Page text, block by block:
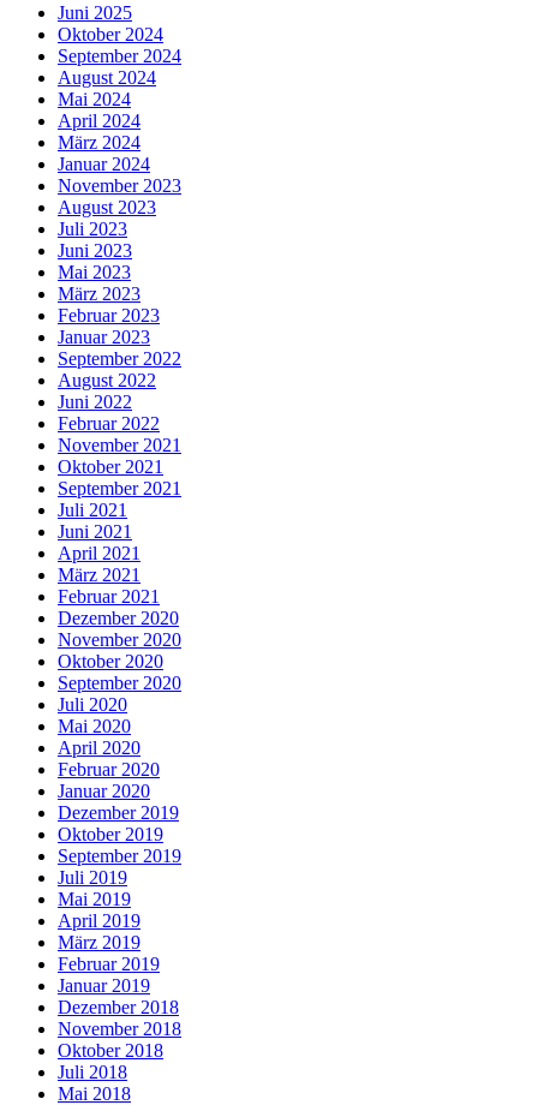
Juni 2025
Oktober 2024
September 2024
August 2024
Mai 2024
April 2024
März 2024
Januar 2024
November 2023
August 2023
Juli 2023
Juni 2023
Mai 2023
März 2023
Februar 2023
Januar 2023
September 2022
August 2022
Juni 2022
Februar 2022
November 2021
Oktober 2021
September 2021
Juli 2021
Juni 2021
April 2021
März 2021
Februar 2021
Dezember 2020
November 2020
Oktober 2020
September 2020
Juli 2020
Mai 2020
April 2020
Februar 2020
Januar 2020
Dezember 2019
Oktober 2019
September 2019
Juli 2019
Mai 2019
April 2019
März 2019
Februar 2019
Januar 2019
Dezember 2018
November 2018
Oktober 2018
Juli 2018
Mai 2018